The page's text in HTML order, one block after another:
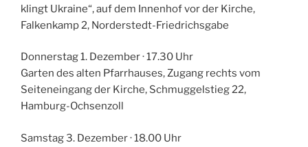
klingt Ukraine“, auf dem Innenhof vor der Kirche,
Falkenkamp 2, Norderstedt-Friedrichsgabe
Donnerstag 1. Dezember · 17.30 Uhr
Garten des alten Pfarrhauses, Zugang rechts vom
Seiteneingang der Kirche, Schmuggelstieg 22,
Hamburg-Ochsenzoll
Samstag 3. Dezember · 18.00 Uhr